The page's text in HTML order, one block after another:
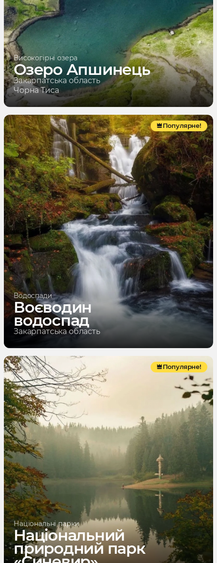
Високогірні озера
Озеро Апшинець
Закарпатська область
Чорна Тиса
Популярне!
Водоспади
Воєводин
водоспад
Закарпатська область
Популярне!
Національні парки
Національний
природний парк